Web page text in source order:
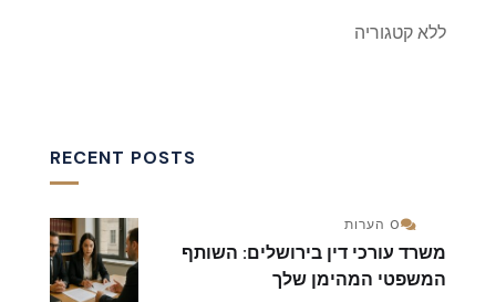
ללא קטגוריה
RECENT POSTS
0 הערות
משרד עורכי דין בירושלים: השותף
המשפטי המהימן שלך